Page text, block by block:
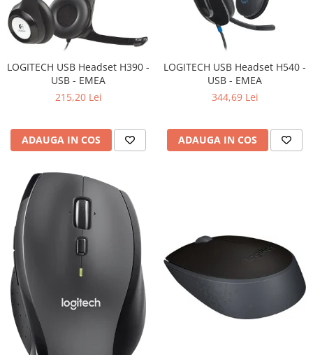
LOGITECH USB Headset H390 -
USB - EMEA
215,20 Lei
ADAUGA IN COS
LOGITECH USB Headset H540 -
USB - EMEA
344,69 Lei
ADAUGA IN COS